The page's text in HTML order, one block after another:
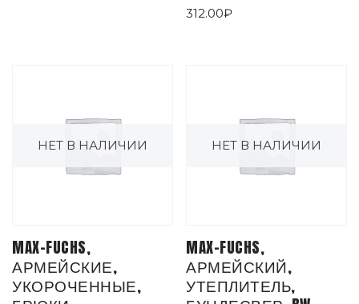
312.00₽
НЕТ В НАЛИЧИИ
MAX-FUCHS,
АРМЕЙСКИЕ,
УКОРОЧЕННЫЕ,
НЕТ В НАЛИЧИИ
MAX-FUCHS,
АРМЕЙСКИЙ,
УТЕПЛИТЕЛЬ,